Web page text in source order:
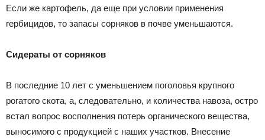
Если же картофель, да еще при условии применения
гербицидов, то запасы сорняков в почве уменьшаются.
Сидераты от сорняков
В последние 10 лет с уменьшением поголовья крупного
рогатого скота, а, следовательно, и количества навоза, остро
встал вопрос восполнения потерь органического вещества,
выносимого с продукцией с наших участков. Внесение